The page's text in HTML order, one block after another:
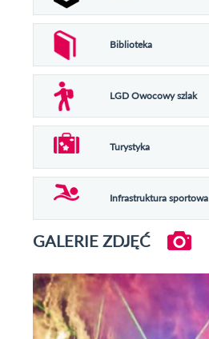
Biblioteka
LGD Owocowy szlak
Turystyka
Infrastruktura sportowa
GALERIE ZDJĘĆ